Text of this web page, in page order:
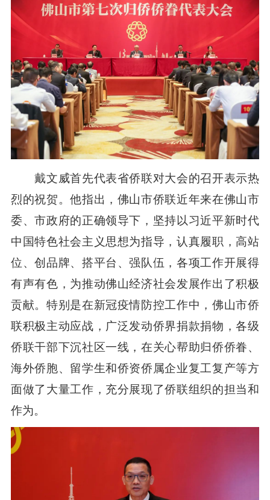
戴文威首先代表省侨联对大会的召开表示热
烈的祝贺。他指出，佛山市侨联近年来在佛山市
委、市政府的正确领导下，坚持以习近平新时代
中国特色社会主义思想为指导，认真履职，高站
位、创品牌、搭平台、强队伍，各项工作开展得
有声有色，为推动佛山经济社会发展作出了积极
贡献。特别是在新冠疫情防控工作中，佛山市侨
联积极主动应战，广泛发动侨界捐款捐物，各级
侨联干部下沉社区一线，在关心帮助归侨侨眷、
海外侨胞、留学生和侨资侨属企业复工复产等方
面做了大量工作，充分展现了侨联组织的担当和
作为。